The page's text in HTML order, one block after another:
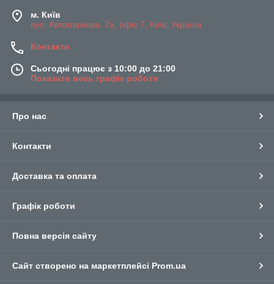
м. Київ
вул. Автопаркова, 7а, офіс 7, Київ, Україна
Контакти
Сьогодні працює з 10:00 до 21:00
Показати весь графік роботи
Про нас
Контакти
Доставка та оплата
Графік роботи
Повна версія сайту
Сайт створено на маркетплейсі Prom.ua